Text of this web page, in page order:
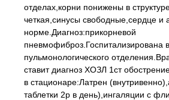
отделах,корни понижены в
четкая,синусы свободные,сердце и
норме.Диагноз:прикорневой
пневмофиброз.Госпитализирована
пульмонологического
ставит диагноз ХОЗЛ 1ст
в стационаре:Латрен
таблетки 2р в день),ингаляции с